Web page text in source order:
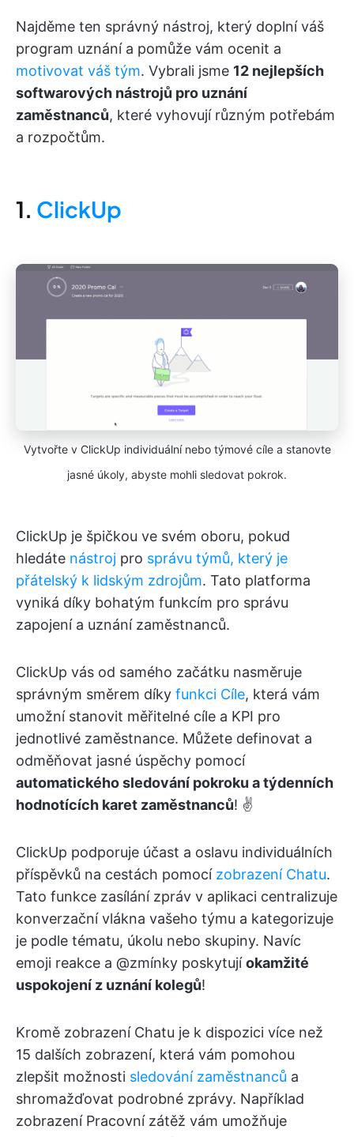
Najděme ten správný nástroj, který doplní váš
program uznání a pomůže vám ocenit a
motivovat váš tým. Vybrali jsme 12 nejlepších
softwarových nástrojů pro uznání
zaměstnanců, které vyhovují různým potřebám
a rozpočtům.
1. ClickUp
Vytvořte v ClickUp individuální nebo týmové cíle a stanovte
jasné úkoly, abyste mohli sledovat pokrok.
ClickUp je špičkou ve svém oboru, pokud
hledáte nástroj pro správu týmů, který je
přátelský k lidským zdrojům. Tato platforma
vyniká díky bohatým funkcím pro správu
zapojení a uznání zaměstnanců.
ClickUp vás od samého začátku nasměruje
správným směrem díky funkci Cíle, která vám
umožní stanovit měřitelné cíle a KPI pro
jednotlivé zaměstnance. Můžete definovat a
odměňovat jasné úspěchy pomocí
automatického sledování pokroku a týdenních
hodnotících karet zaměstnanců! ✌️
ClickUp podporuje účast a oslavu individuálních
příspěvků na cestách pomocí zobrazení Chatu.
Tato funkce zasílání zpráv v aplikaci centralizuje
konverzační vlákna vašeho týmu a kategorizuje
je podle tématu, úkolu nebo skupiny. Navíc
emoji reakce a @zmínky poskytujíokamžité
uspokojení z uznání kolegů!
Kromě zobrazení Chatu je k dispozici více než
15 dalších zobrazení, která vám pomohou
zlepšit možnosti sledování zaměstnanců a
shromažďovat podrobné zprávy. Například
zobrazení Pracovní zátěž vám umožňuje